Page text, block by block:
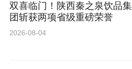
双喜临门！陕西秦之泉饮品集
团斩获两项省级重磅荣誉
2026-08-04